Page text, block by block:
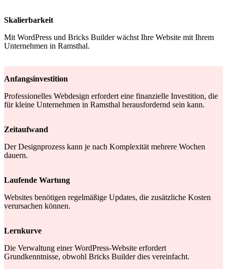
Skalierbarkeit
Mit WordPress und Bricks Builder wächst Ihre Website mit Ihrem
Unternehmen in Ramsthal.
Anfangsinvestition
Professionelles Webdesign erfordert eine finanzielle Investition, die
für kleine Unternehmen in Ramsthal herausfordernd sein kann.
Zeitaufwand
Der Designprozess kann je nach Komplexität mehrere Wochen
dauern.
Laufende Wartung
Websites benötigen regelmäßige Updates, die zusätzliche Kosten
verursachen können.
Lernkurve
Die Verwaltung einer WordPress-Website erfordert
Grundkenntnisse, obwohl Bricks Builder dies vereinfacht.